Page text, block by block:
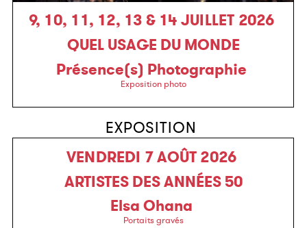
9, 10, 11, 12, 13 & 14 JUILLET 2026
QUEL USAGE DU MONDE
Présence(s) Photographie
Exposition photo
EXPOSITION
VENDREDI 7 AOÛT 2026
ARTISTES DES ANNÉES 50
Elsa Ohana
Portaits gravés